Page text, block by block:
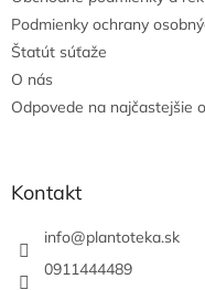
Podmienky ochrany
Štatút súťaže
O nás
Odpovede na najčastejšie
Kontakt
info@plantoteka.sk
0911444489